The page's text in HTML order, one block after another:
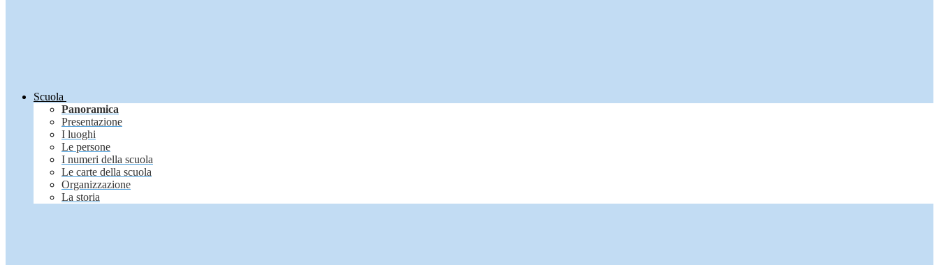
Scuola
Panoramica
Presentazione
I luoghi
Le persone
I numeri della scuola
Le carte della scuola
Organizzazione
La storia